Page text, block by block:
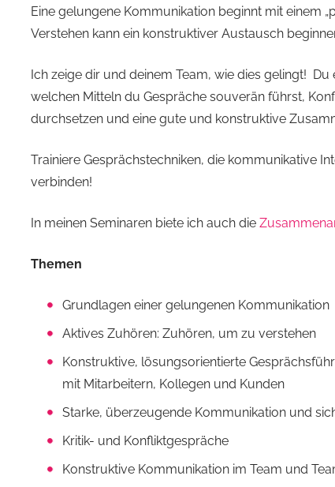
Eine gelungene Kommunikation beginnt mit einem
Verstehen kann ein konstruktiver Austausch
Ich zeige dir und deinem Team, wie dies gelingt!
welchen Mitteln du Gespräche souverän führst,
durchsetzen und eine gute und konstruktive
Trainiere Gesprächstechniken, die kommunikative
verbinden!
In meinen Seminaren biete ich auch die
Themen
Grundlagen einer gelungenen Kommunikation
Aktives Zuhören: Zuhören, um zu verstehen
Konstruktive, lösungsorientierte
mit Mitarbeitern, Kollegen und Kunden
Starke, überzeugende Kommunikation und
Kritik- und Konfliktgespräche
Konstruktive Kommunikation im Team und